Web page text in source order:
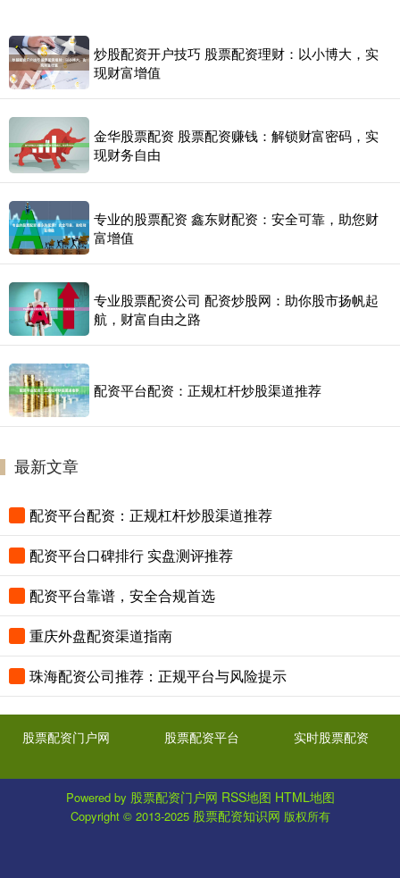
炒股配资开户技巧 股票配资理财：以小博大，实
现财富增值
金华股票配资 股票配资赚钱：解锁财富密码，实
现财务自由
专业的股票配资 鑫东财配资：安全可靠，助您财
富增值
专业股票配资公司 配资炒股网：助你股市扬帆起
航，财富自由之路
配资平台配资：正规杠杆炒股渠道推荐
最新文章
配资平台配资：正规杠杆炒股渠道推荐
配资平台口碑排行 实盘测评推荐
配资平台靠谱，安全合规首选
重庆外盘配资渠道指南
珠海配资公司推荐：正规平台与风险提示
股票配资门户网 股票配资平台 实时股票配资
Powered by 股票配资门户网 RSS地图 HTML地图
Copyright © 2013-2025 股票配资知识网 版权所有